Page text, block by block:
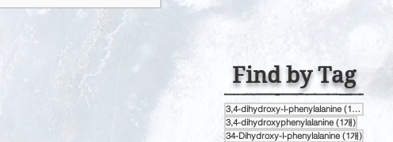
Find by Tag
3,4-dihydroxy-l-phenylalanine (1개)
3,4-dihydroxyphenylalanine (1개)게시물 1
34-Dihydroxy-l-phenylalanine (1개)게시물